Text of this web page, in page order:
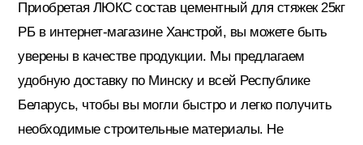
Электрика
Приобретая ЛЮКС состав цементный для стяжек 25кг
РБ в интернет-магазине Ханстрой, вы можете быть
уверены в качестве продукции. Мы предлагаем
удобную доставку по Минску и всей Республике
Беларусь, чтобы вы могли быстро и легко получить
необходимые строительные материалы. Не